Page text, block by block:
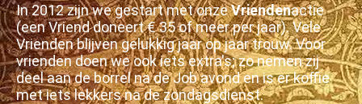
In 2012 zijn we gestart met onzeVriendenactie
(een Vriend doneert € 35 of meer per jaar). Vele
Vrienden blijven gelukkig jaar op jaar trouw. Voor
vrienden doen we ook iets extra's; zo nemen zij
deel aan de borrel na de Job avond en is er koffie
met iets lekkers na de zondagsdienst.